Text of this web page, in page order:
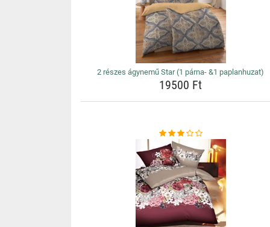
2 részes ágynemű Star (1 párna- &1 paplanhuzat)
19500 Ft